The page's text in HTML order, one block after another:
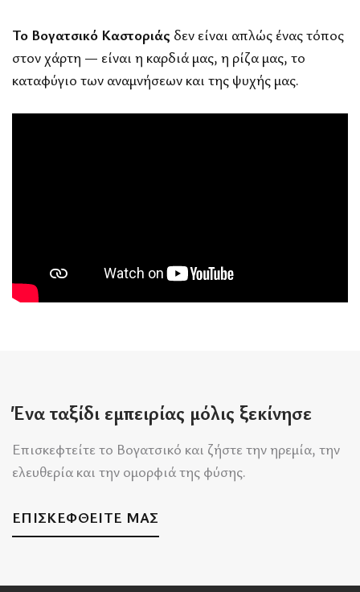
Το Βογατσικό Καστοριάς δεν είναι απλώς ένας τόπος
στον χάρτη — είναι η καρδιά μας, η ρίζα μας, το
καταφύγιο των αναμνήσεων και της ψυχής μας.
Ένα ταξίδι εμπειρίας μόλις ξεκίνησε
Επισκεφτείτε το Βογατσικό και ζήστε την ηρεμία, την
ελευθερία και την ομορφιά της φύσης.
ΕΠΙΣΚΕΦΘΕΙΤΕ ΜΑΣ